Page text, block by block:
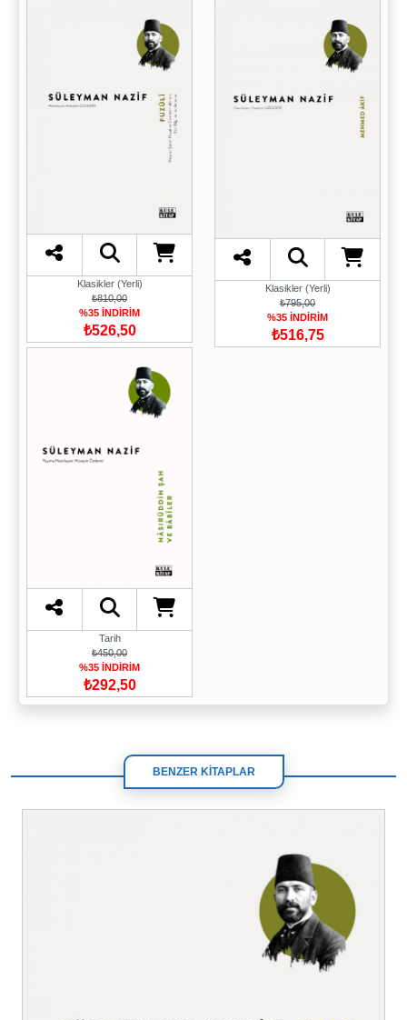
Klasikler (Yerli)
₺810,00
%35 İNDİRİM
₺526,50
Klasikler (Yerli)
₺795,00
%35 İNDİRİM
₺516,75
Tarih
₺450,00
%35 İNDİRİM
₺292,50
BENZER KİTAPLAR